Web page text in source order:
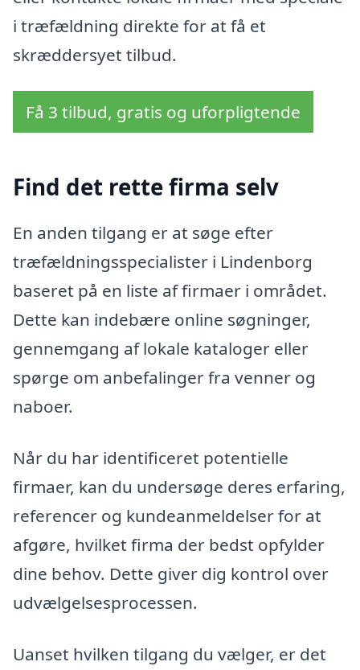
i træfældning direkte for at få et
skræddersyet tilbud.
Få 3 tilbud, gratis og uforpligtende
Find det rette firma selv
En anden tilgang er at søge efter
træfældningsspecialister i Lindenborg
baseret på en liste af firmaer i området.
Dette kan indebære online søgninger,
gennemgang af lokale kataloger eller
spørge om anbefalinger fra venner og
naboer.
Når du har identificeret potentielle
firmaer, kan du undersøge deres erfaring,
referencer og kundeanmeldelser for at
afgøre, hvilket firma der bedst opfylder
dine behov. Dette giver dig kontrol over
udvælgelsesprocessen.
Uanset hvilken tilgang du vælger, er det